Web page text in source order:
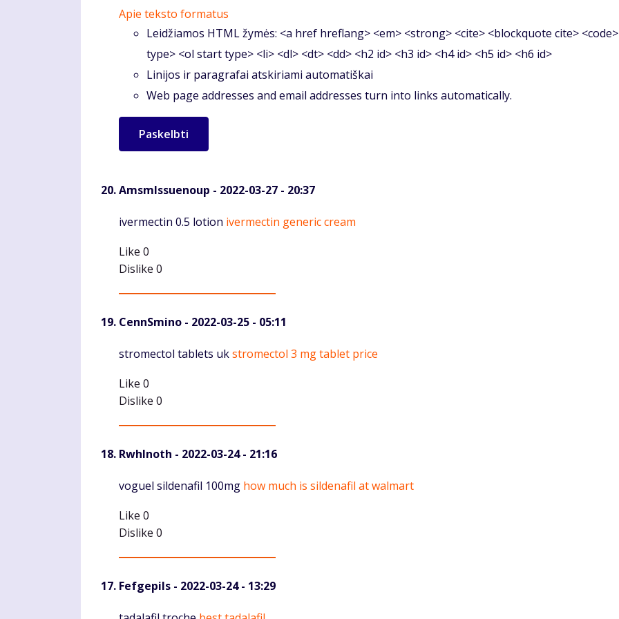
Apie teksto formatus
Leidžiamos HTML žymės: <a href hreflang> <em> <strong> <cite> <blockquote cite>
type> <ol start type> <li> <dl> <dt> <dd> <h2 id> <h3 id> <h4 id> <h5 id> <h6 id>
Linijos ir paragrafai atskiriami automatiškai
Web page addresses and email addresses turn into links automatically.
AmsmIssuenoup - 2022-03-27 - 20:37
Komentaras
ivermectin 0.5 lotion ivermectin generic cream
Like 0
Dislike 0
CennSmino - 2022-03-25 - 05:11
Komentaras
stromectol tablets ukstromectol 3 mg tablet price
Like 0
Dislike 0
RwhInoth - 2022-03-24 - 21:16
Komentaras
voguel sildenafil 100mg how much is sildenafil at walmart
Like 0
Dislike 0
Fefgepils - 2022-03-24 - 13:29